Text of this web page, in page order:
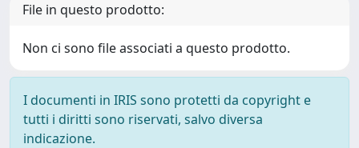
File in questo prodotto:
Non ci sono file associati a questo prodotto.
I documenti in IRIS sono protetti da copyright e
tutti i diritti sono riservati, salvo diversa
indicazione.